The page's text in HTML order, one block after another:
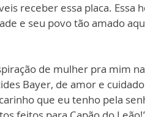
receber essa placa. Essa
e seu povo tão amado
de mulher pra mim
Bayer, de amor e
que eu tenho pela